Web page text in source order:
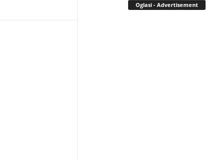
Oglasi - Advertisement